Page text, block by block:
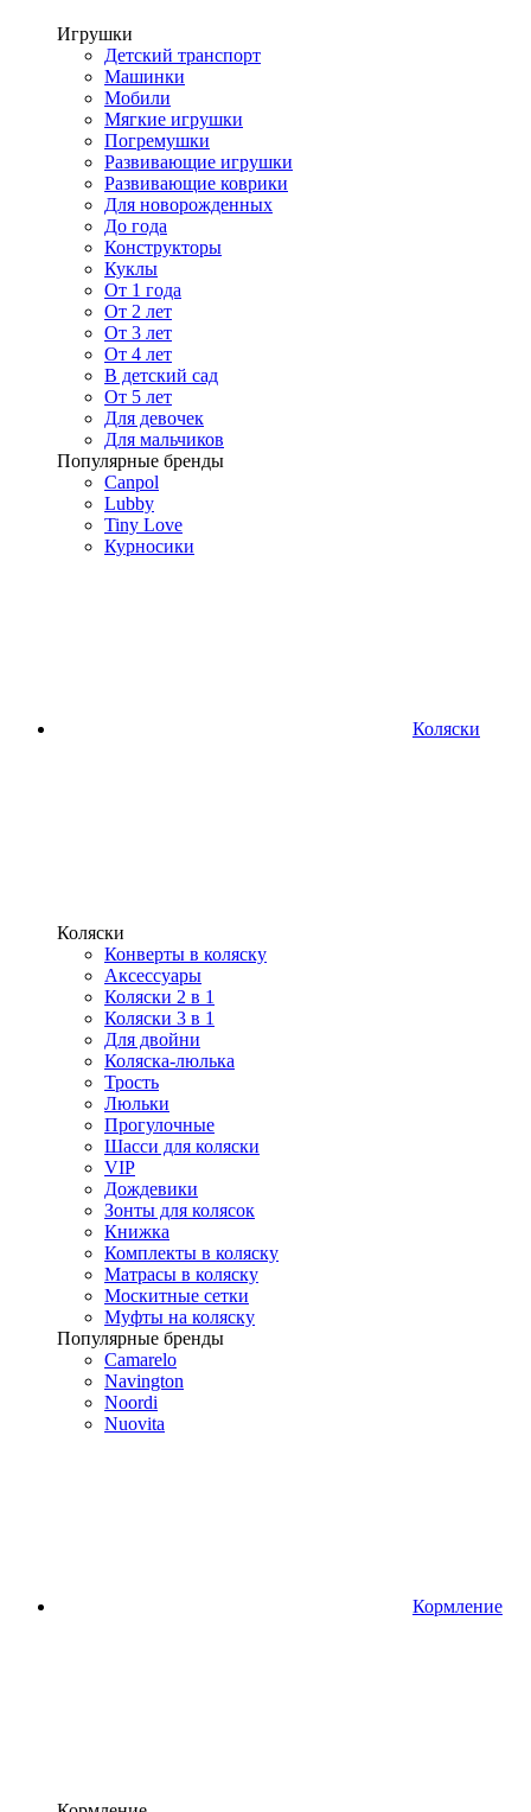
Игрушки
Детский транспорт
Машинки
Мобили
Мягкие игрушки
Погремушки
Развивающие игрушки
Развивающие коврики
Для новорожденных
До года
Конструкторы
Куклы
От 1 года
От 2 лет
От 3 лет
От 4 лет
В детский сад
От 5 лет
Для девочек
Для мальчиков
Популярные бренды
Canpol
Lubby
Tiny Love
Курносики
Коляски
Коляски
Конверты в коляску
Аксессуары
Коляски 2 в 1
Коляски 3 в 1
Для двойни
Коляска-люлька
Трость
Люльки
Прогулочные
Шасси для коляски
VIP
Дождевики
Зонты для колясок
Книжка
Комплекты в коляску
Матрасы в коляску
Москитные сетки
Муфты на коляску
Популярные бренды
Camarelo
Navington
Noordi
Nuovita
Кормление